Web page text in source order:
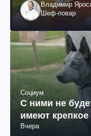
Владимир
Шеф-повар
Социум
С ними не
имеют крепкое
Вчера